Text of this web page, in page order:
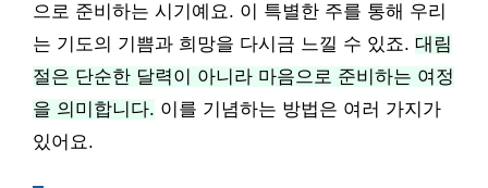
으로 준비하는 시기예요. 이 특별한 주를 통해 우리
는 기도의 기쁨과 희망을 다시금 느낄 수 있죠. 대림
절은 단순한 달력이 아니라 마음으로 준비하는 여정
을 의미합니다. 이를 기념하는 방법은 여러 가지가
있어요.